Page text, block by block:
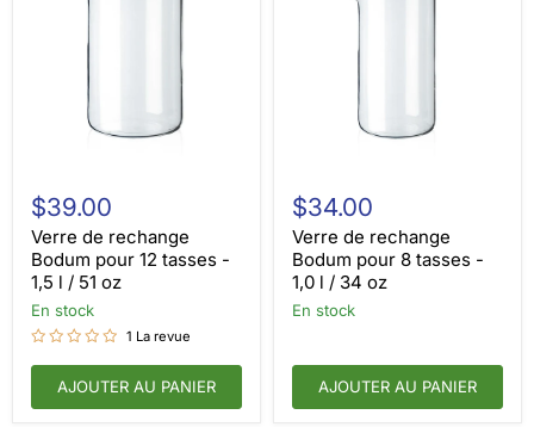
de
rechange
Bodum
pour
12
tasses
1,5
oz
$39.00
Verre de rechange
Bodum pour 12 tasses -
1,5 l / 51 oz
en stock
1 La revue
AJOUTER AU PANIER
de
rechange
Bodum
pour
8
tasses
oz
$34.00
Verre de rechange
Bodum pour 8 tasses -
1,0 l / 34 oz
en stock
AJOUTER AU PANIER